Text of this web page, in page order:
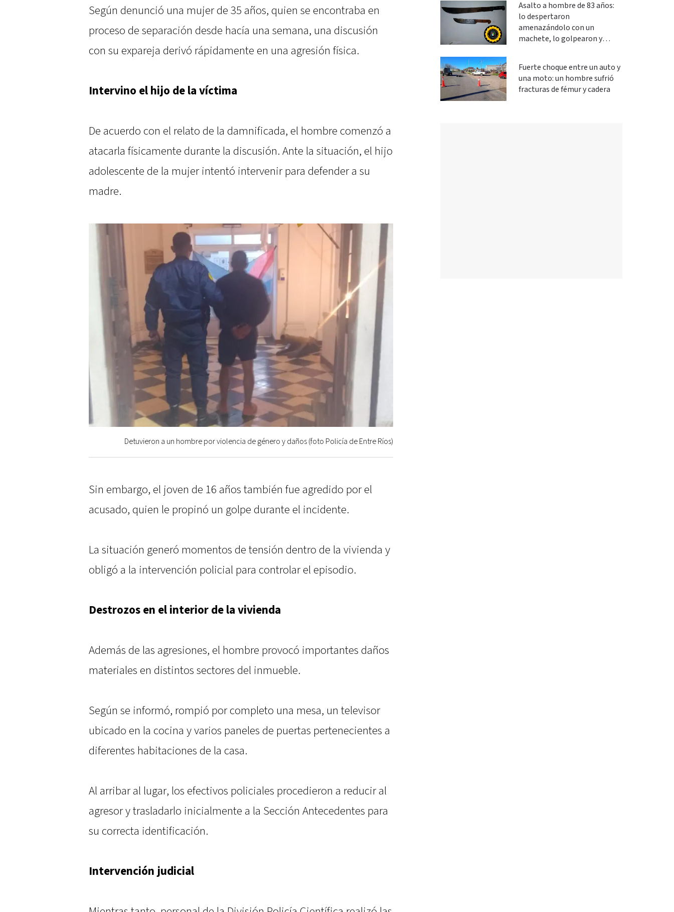
Según denunció una mujer de 35 años, quien se encontraba en
proceso de separación desde hacía una semana, una discusión
con su expareja derivó rápidamente en una agresión física.
Intervino el hijo de la víctima
De acuerdo con el relato de la damnificada, el hombre comenzó a
atacarla físicamente durante la discusión. Ante la situación, el hijo
adolescente de la mujer intentó intervenir para defender a su
madre.
Detuvieron a un hombre por violencia de género y daños (foto Policía de Entre Ríos)
Sin embargo, el joven de 16 años también fue agredido por el
acusado, quien le propinó un golpe durante el incidente.
La situación generó momentos de tensión dentro de la vivienda y
obligó a la intervención policial para controlar el episodio.
Destrozos en el interior de la vivienda
Además de las agresiones, el hombre provocó importantes daños
materiales en distintos sectores del inmueble.
Según se informó, rompió por completo una mesa, un televisor
ubicado en la cocina y varios paneles de puertas pertenecientes a
diferentes habitaciones de la casa.
Al arribar al lugar, los efectivos policiales procedieron a reducir al
agresor y trasladarlo inicialmente a la Sección Antecedentes para
su correcta identificación.
Intervención judicial
Asalto a hombre de 83 años:
lo despertaron
amenazándolo con un
machete, lo golpearon y
Fuerte choque entre un auto y
una moto: un hombre sufrió
fracturas de fémur y cadera